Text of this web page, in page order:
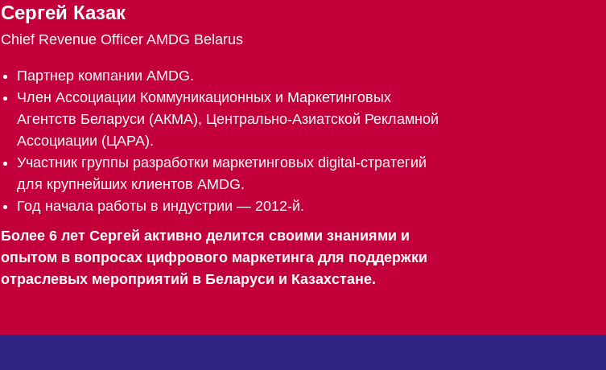
Сергей Казак
Chief Revenue Officer AMDG Belarus
Партнер компании AMDG.
Член Ассоциации Коммуникационных и Маркетинговых
Агентств Беларуси (АКМА), Центрально-Азиатской Рекламной
Ассоциации (ЦАРА).
Участник группы разработки маркетинговых digital-стратегий
для крупнейших клиентов AMDG.
Год начала работы в индустрии ― 2012-й.
Более 6 лет Сергей активно делится своими знаниями и
опытом в вопросах цифрового маркетинга для поддержки
отраслевых мероприятий в Беларуси и Казахстане.